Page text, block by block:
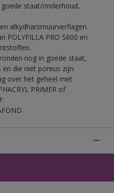
staat/onderhoud,
alkydharsmuurverflagen
POLYFILLA PRO S600 en
nog in goede staat,
die niet poreus zijn:
over het geheel met
PRIMER of